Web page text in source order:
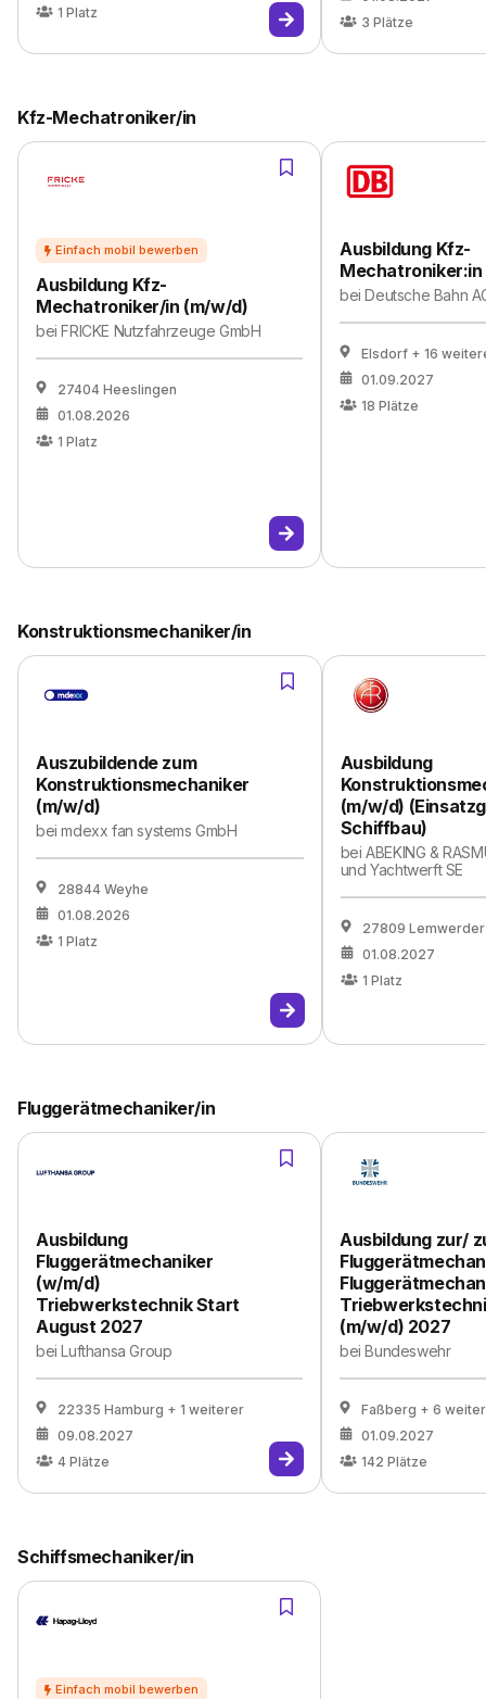
1 Platz
3 Plätze
Kfz-Mechatroniker/in
Ausbildung Kfz-
Mechatroniker/in (m/w/d)
beiFRICKE Nutzfahrzeuge GmbH
27404 Heeslingen
01.08.2026
1 Platz
Ausbildung Kfz-
Mechatroniker:in
beiDeutsche Bahn
Elsdorf + 16
01.09.2027
18 Plätze
Konstruktionsmechaniker/in
Auszubildende zum
Konstruktionsmechaniker
(m/w/d)
beimdexx fan systems GmbH
28844 Weyhe
01.08.2026
1 Platz
Ausbildung
(m/w/d)
Schiffbau)
beiABEKING &
und Yachtwerft SE
27809 Lemwerder
01.08.2027
1 Platz
Fluggerätmechaniker/in
Ausbildung
Fluggerätmechaniker
(w/m/d)
Triebwerkstechnik Start
August 2027
beiLufthansa Group
22335 Hamburg + 1 weiterer
09.08.2027
4 Plätze
Ausbildung zur/
(m/w/d) 2027
beiBundeswehr
Faßberg + 6
01.09.2027
142 Plätze
Schiffsmechaniker/in